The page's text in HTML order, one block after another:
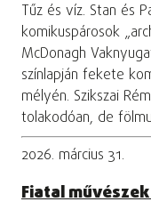
Tűz és víz. Stan és
komikuspárosok
McDonagh
színlapján fekete
mélyén. Szikszai
tolakodóan, de
2026. március 31.
Fiatal